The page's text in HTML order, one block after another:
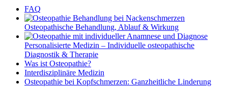
FAQ
Osteopathische Behandlung, Ablauf & Wirkung
Personalisierte Medizin – Individuelle osteopathische
Diagnostik & Therapie
Was ist Osteopathie?
Interdisziplinäre Medizin
Osteopathie bei Kopfschmerzen: Ganzheitliche Linderung